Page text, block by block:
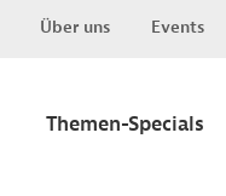
Über uns Events
Themen-Specials